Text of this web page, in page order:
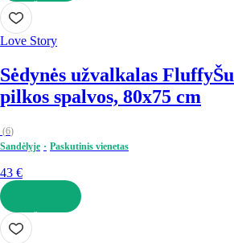
Į KREPŠELĮ
Love Story
Sėdynės užvalkalas Fluffy
pilkos spalvos, 80x75 cm
(6)
Sandėlyje
Paskutinis vienetas
43 €
Į KREPŠELĮ